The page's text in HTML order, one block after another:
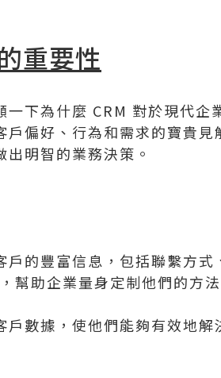
重要性
下為什麼 CRM 對於現代企
偏好、行為和需求的寶貴見
明智的業務決策。
戶的豐富信息，包括聯繫方式
幫助企業量身定制他們的方法
戶數據，使他們能夠有效地解